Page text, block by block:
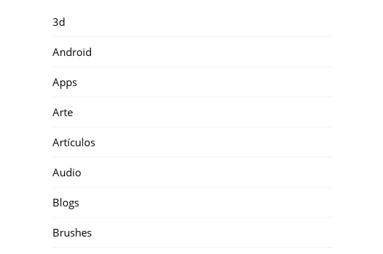
3d
Android
Apps
Arte
Artículos
Audio
Blogs
Brushes